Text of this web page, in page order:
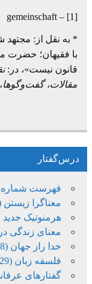
[1] – gemeinschaft
با فقیهان؛ حضرت
قانون نیست»، در:
مقالات، گفت‌وگوها
درس‌گفتار
فهرست
معناگرا زیستن (?/
هرمنوتیک جدید
معنای زندگی در
خدا راز جهان (68/68)
فلسفه زبان (29/29)
گفتارهای